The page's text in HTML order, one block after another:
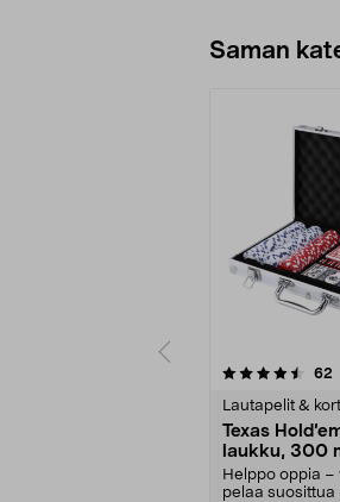
Saman
62
Lautapelit &
Texas
laukku, 300
Helppo oppia –
pelaa suosittua
0.0